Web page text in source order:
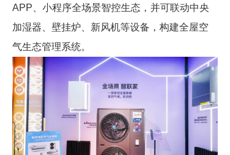
APP、小程序全场景智控生态，并可联动中央
加湿器、壁挂炉、新风机等设备，构建全屋空
气生态管理系统。